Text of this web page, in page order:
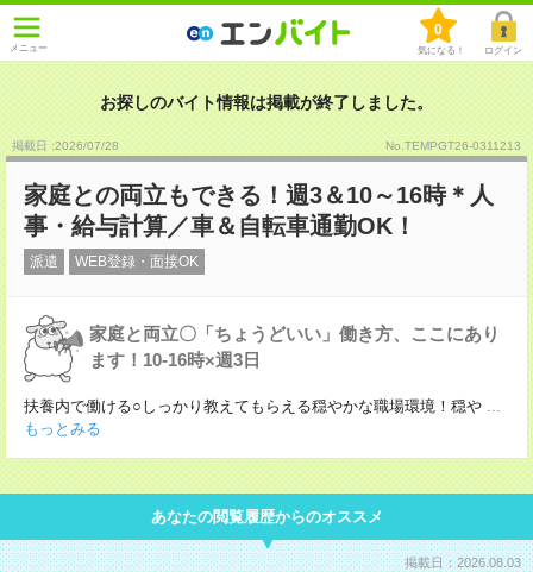
メニュー
0
気になる！ ログイン
お探しのバイト情報は掲載が終了しました。
掲載日 :2026/07/28 No.TEMPGT26-0311213
家庭との両立もできる！週3＆10～16時＊人
事・給与計算／車＆自転車通勤OK！
派遣 WEB登録・面接OK
家庭と両立〇「ちょうどいい」働き方、ここにあり
ます！10-16時×週3日
扶養内で働ける○しっかり教えてもらえる穏やかな職場環境！穏や ...
もっとみる
あなたの閲覧履歴からのオススメ
掲載日：2026.08.03